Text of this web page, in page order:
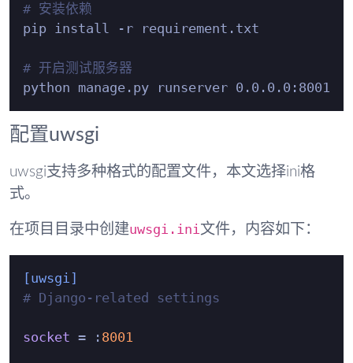
# 安装依赖
pip install -r requirement.txt
# 开启测试服务器
配置uwsgi
uwsgi支持多种格式的配置文件，本文选择ini格
式。
在项目目录中创建uwsgi.ini文件，内容如下：
[uwsgi]
# Django-related settings
socket = : 8001